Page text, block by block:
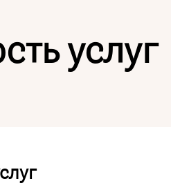
услуг